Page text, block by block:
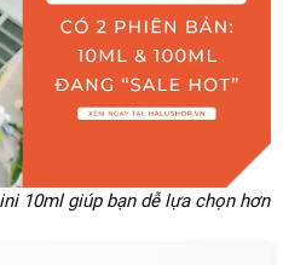
10ml giúp bạn dễ lựa chọn hơn